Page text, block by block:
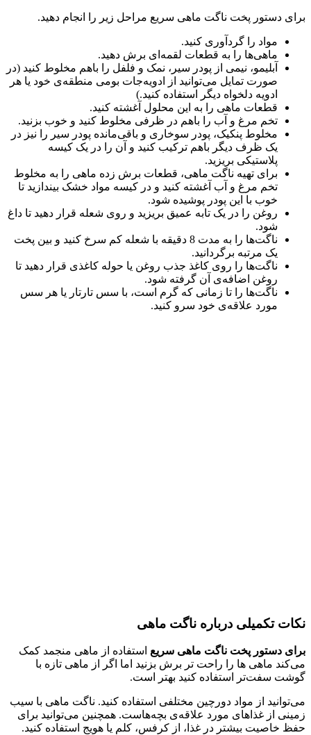
برای دستور پخت ناگت ماهی سریع مراحل زیر را انجام دهید.
مواد را گردآوری کنید.
ماهی‌ها را به قطعات لقمه‌ای برش دهید.
آبلیمو، نیمی از پودر سیر، نمک و فلفل را باهم مخلوط کنید (در
صورت تمایل می‌توانید از ادویه‌جات بومی منطقه‌ی خود یا هر
ادویه دلخواه دیگر استفاده کنید.)
قطعات ماهی را به این محلول آغشته کنید.
تخم مرغ و آب را باهم در ظرفی مخلوط کنید و خوب بزنید.
مخلوط پنکیک، پودر سوخاری و باقی‌مانده پودر سیر را نیز در
یک ظرف دیگر باهم ترکیب کنید و آن را در یک کیسه
پلاستیکی بریزید.
برای تهیه ناگت ماهی، قطعات برش زده ماهی را به مخلوط
تخم مرغ و آب آغشته کنید و در کیسه مواد خشک بیندازید تا
خوب با این پودر پوشیده شود.
روغن را در یک تابه عمیق بریزید و روی شعله قرار دهید تا داغ
شود.
ناگت‌ها را به مدت 8 دقیقه با شعله کم سرخ کنید و بین پخت
یک مرتبه برگردانید.
ناگت‌ها را روی کاغذ جذب روغن یا حوله کاغذی قرار دهید تا
روغن اضافه‌ی آن گرفته شود.
ناگت‌ها را تا زمانی که گرم است، با سس تارتار یا هر سس
مورد علاقه‌ی خود سرو کنید.
نکات تکمیلی درباره ناگت ماهی
برای دستور پخت ناگت ماهی سریع استفاده از ماهی منجمد کمک
می‌کند ماهی ها را راحت تر برش بزنید اما اگر از ماهی تازه با
گوشت سفت‌تر استفاده کنید بهتر است.
می‌توانید از مواد دورچین مختلفی استفاده کنید. ناگت ماهی با سیب
زمینی از غذاهای مورد علاقه‌ی بچه‌هاست. همچنین می‌توانید برای
حفظ خاصیت بیشتر در غذا، از کرفس، کلم یا هویج استفاده کنید.